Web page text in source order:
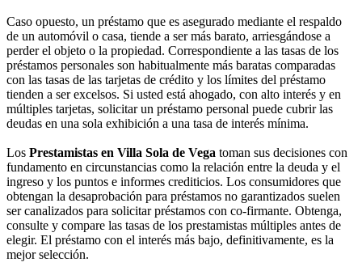
Caso opuesto, un préstamo que es asegurado mediante el respaldo
de un automóvil o casa, tiende a ser más barato, arriesgándose a
perder el objeto o la propiedad. Correspondiente a las tasas de los
préstamos personales son habitualmente más baratas comparadas
con las tasas de las tarjetas de crédito y los límites del préstamo
tienden a ser excelsos. Si usted está ahogado, con alto interés y en
múltiples tarjetas, solicitar un préstamo personal puede cubrir las
deudas en una sola exhibición a una tasa de interés mínima.
Los Prestamistas en Villa Sola de Vega toman sus decisiones con
fundamento en circunstancias como la relación entre la deuda y el
ingreso y los puntos e informes crediticios. Los consumidores que
obtengan la desaprobación para préstamos no garantizados suelen
ser canalizados para solicitar préstamos con co-firmante. Obtenga,
consulte y compare las tasas de los prestamistas múltiples antes de
elegir. El préstamo con el interés más bajo, definitivamente, es la
mejor selección.